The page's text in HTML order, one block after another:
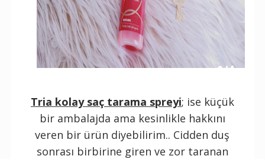
Tria kolay saç tarama spreyi; ise küçük
bir ambalajda ama kesinlikle hakkını
veren bir ürün diyebilirim.. Cidden duş
sonrası birbirine giren ve zor taranan